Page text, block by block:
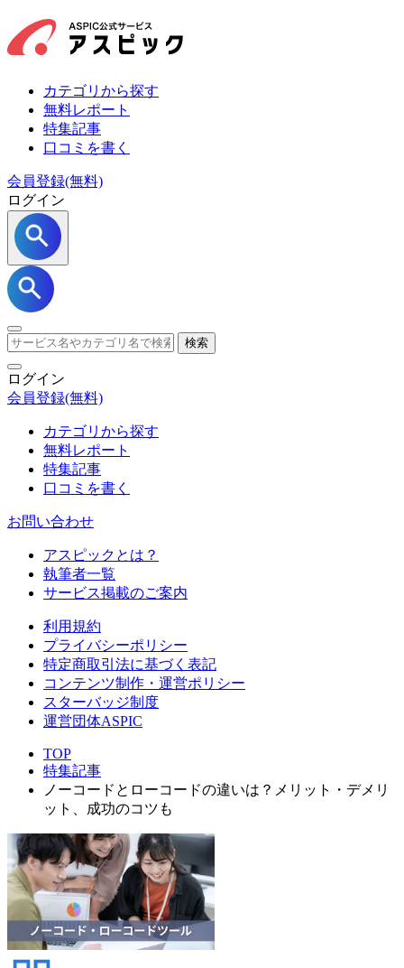
カテゴリから探す
無料レポート
特集記事
口コミを書く
会員登録(無料)
ログイン
検索
ログイン
会員登録(無料)
カテゴリから探す
無料レポート
特集記事
口コミを書く
お問い合わせ
アスピックとは？
執筆者一覧
サービス掲載のご案内
利用規約
プライバシーポリシー
特定商取引法に基づく表記
コンテンツ制作・運営ポリシー
スターバッジ制度
運営団体ASPIC
TOP
特集記事
ノーコードとローコードの違いは？メリット・デメリ
ット、成功のコツも